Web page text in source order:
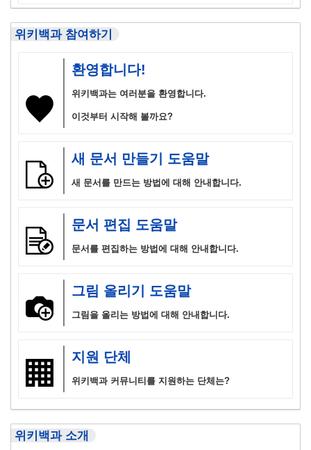
위키백과 참여하기
환영합니다!
위키백과는 여러분을 환영합니다.
이것부터 시작해 볼까요?
새 문서 만들기 도움말
새 문서를 만드는 방법에 대해 안내합니다.
문서 편집 도움말
문서를 편집하는 방법에 대해 안내합니다.
그림 올리기 도움말
그림을 올리는 방법에 대해 안내합니다.
지원 단체
위키백과 커뮤니티를 지원하는 단체는?
위키백과 소개